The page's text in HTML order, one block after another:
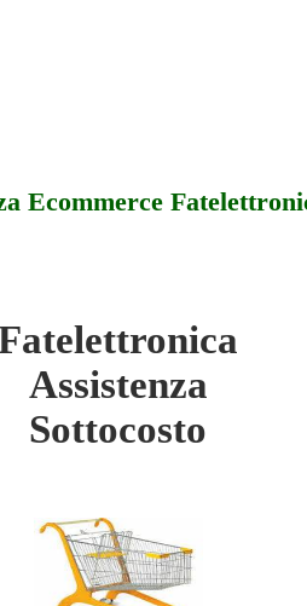
Ecommerce
Ecommerce
Ecommerce
Assistenza
Sottocosto